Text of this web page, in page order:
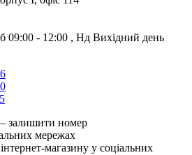
09:00 - 12:00 , Нд Вихідний день
залишити номер
мережах
магазину у соціальних